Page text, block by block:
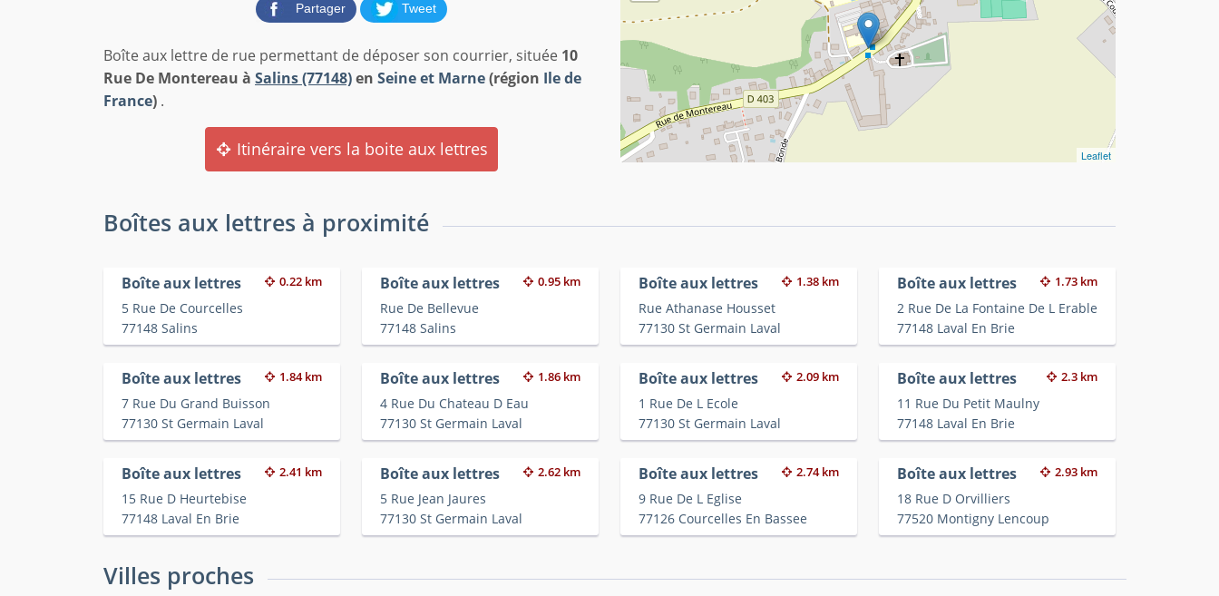
Partager Tweet
Boîte aux lettre de rue permettant de déposer son courrier, située 10
Rue De Montereau à Salins (77148)en Seine et Marne(région Ile de
France) .
Itinéraire vers la boite aux lettres Leaflet
Boîtes aux lettres à proximité
Boîte aux lettres 0.22 km
5 Rue De Courcelles
77148 Salins
Boîte aux lettres 0.95 km
Rue De Bellevue
77148 Salins
Boîte aux lettres 1.38 km
Rue Athanase Housset
77130 St Germain Laval
Boîte aux lettres 1.73 km
2 Rue De La Fontaine De L Erable
77148 Laval En Brie
Boîte aux lettres 1.84 km
7 Rue Du Grand Buisson
77130 St Germain Laval
Boîte aux lettres 1.86 km
4 Rue Du Chateau D Eau
77130 St Germain Laval
Boîte aux lettres 2.09 km
1 Rue De L Ecole
77130 St Germain Laval
Boîte aux lettres 2.3 km
11 Rue Du Petit Maulny
77148 Laval En Brie
Boîte aux lettres 2.41 km
15 Rue D Heurtebise
77148 Laval En Brie
Boîte aux lettres 2.62 km
5 Rue Jean Jaures
77130 St Germain Laval
Boîte aux lettres 2.74 km
9 Rue De L Eglise
77126 Courcelles En Bassee
Boîte aux lettres 2.93 km
18 Rue D Orvilliers
77520 Montigny Lencoup
Villes proches